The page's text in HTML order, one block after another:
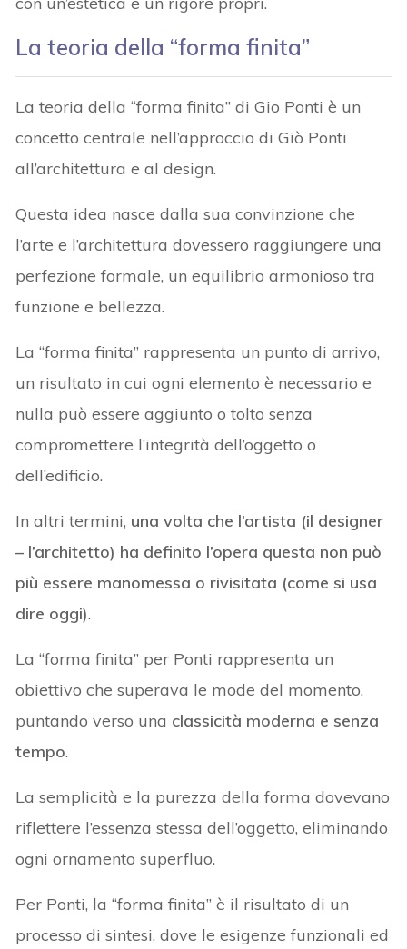
La teoria della “forma finita”
La teoria della “forma finita” di Gio Ponti è un
concetto centrale nell’approccio di Giò Ponti
all’architettura e al design.
Questa idea nasce dalla sua convinzione che
l’arte e l’architettura dovessero raggiungere una
perfezione formale, un equilibrio armonioso tra
funzione e bellezza.
La “forma finita” rappresenta un punto di arrivo,
un risultato in cui ogni elemento è necessario e
nulla può essere aggiunto o tolto senza
compromettere l’integrità dell’oggetto o
dell’edificio.
In altri termini, una volta che l’artista (il designer
– l’architetto) ha definito l’opera questa non può
più essere manomessa o rivisitata (come si usa
dire oggi).
La “forma finita” per Ponti rappresenta un
obiettivo che superava le mode del momento,
puntando verso una classicità moderna e senza
tempo.
La semplicità e la purezza della forma dovevano
riflettere l’essenza stessa dell’oggetto, eliminando
ogni ornamento superfluo.
Per Ponti, la “forma finita” è il risultato di un
processo di sintesi, dove le esigenze funzionali ed